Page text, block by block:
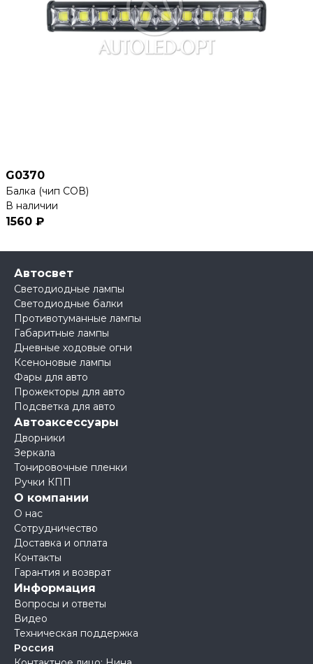
G0370
Балка (чип СОВ)
В наличии
1560 ₽
Автосвет
Светодиодные лампы
Светодиодные балки
Противотуманные лампы
Габаритные лампы
Дневные ходовые огни
Ксеноновые лампы
Фары для авто
Прожекторы для авто
Подсветка для авто
Автоаксессуары
Дворники
Зеркала
Тонировочные пленки
Ручки КПП
О компании
О нас
Сотрудничество
Доставка и оплата
Контакты
Гарантия и возврат
Информация
Вопросы и ответы
Видео
Техническая поддержка
Россия